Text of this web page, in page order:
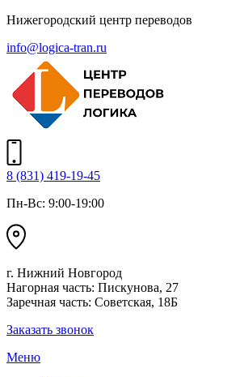
Нижегородский центр переводов
info@logica-tran.ru
8 (831) 419-19-45
Пн-Вс: 9:00-19:00
г. Нижний Новгород
Нагорная часть: Пискунова, 27
Заречная часть: Советская, 18Б
Заказать звонок
Меню